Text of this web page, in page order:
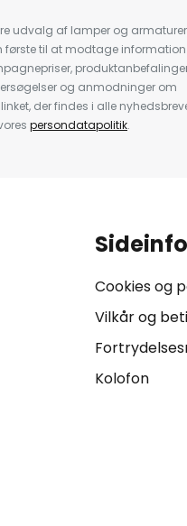
udvalg af lamper og
første til at modtage
og anmodninger om
der findes i alle
persondatapolitik.
Sideinfo
Cookies og
Vilkår og
Kolofon